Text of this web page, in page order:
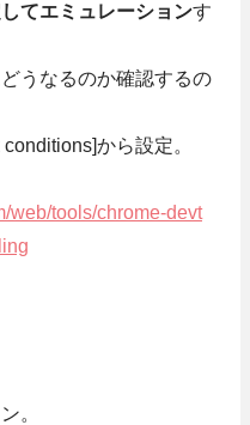
てエミュレーションす
うなるのか確認するの
から設定。
web/tools/chrome-devt
。